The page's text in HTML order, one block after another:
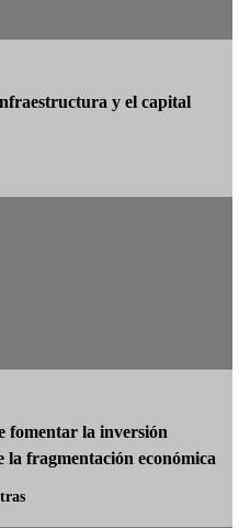
y el capital
fomentar la inversión
la fragmentación económica